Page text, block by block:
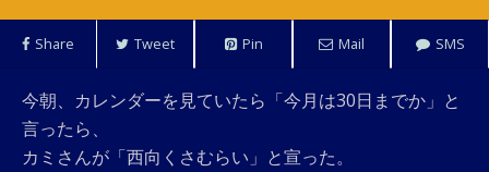
Share Tweet Pin Mail SMS
今朝、カレンダーを見ていたら「今月は30日までか」と
言ったら、
カミさんが「西向くさむらい」と宣った。